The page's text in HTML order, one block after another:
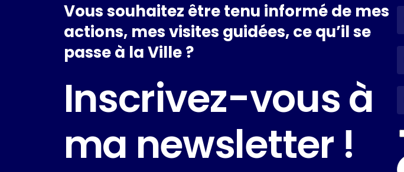
Voussouhaitez être tenu informé de mes
actions, mesvisites guidées, ce qu’ilse
passe à laVille ?
Inscrivez-vousà
ma newsletter !